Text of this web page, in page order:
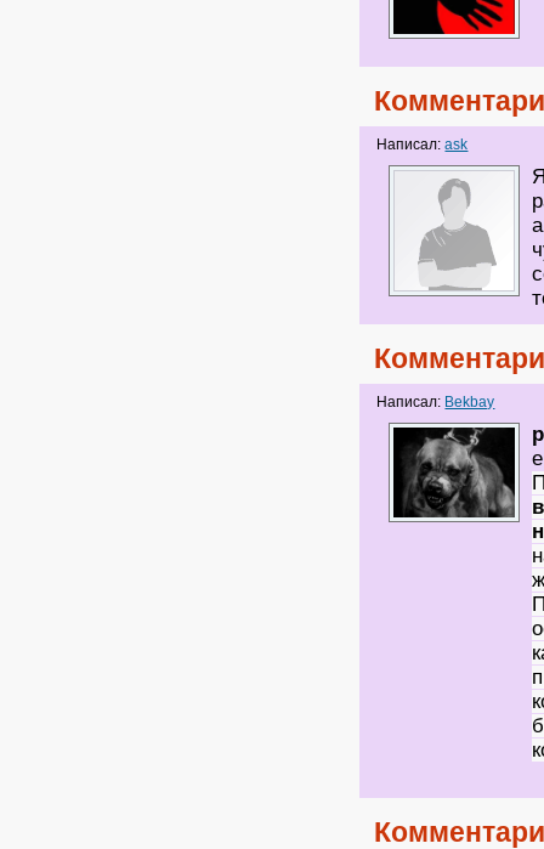
Написал:ask
Написал: Bekbay